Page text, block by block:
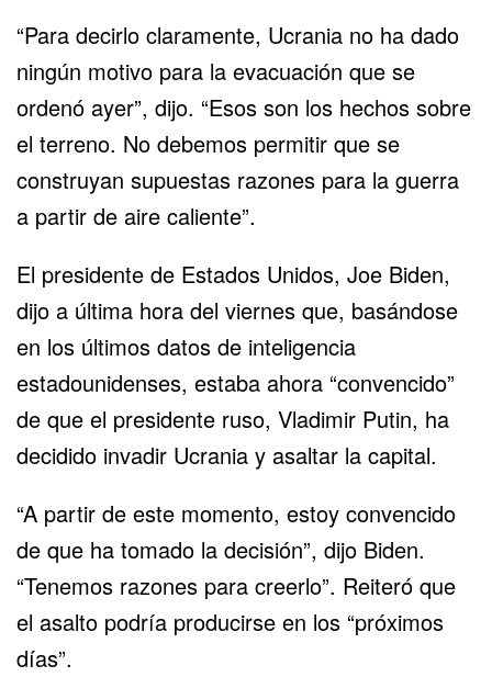
“Para decirlo claramente, Ucrania no ha dado
ningún motivo para la evacuación que se
ordenó ayer”, dijo. “Esos son los hechos sobre
el terreno. No debemos permitir que se
construyan supuestas razones para la guerra
a partir de aire caliente”.
El presidente de Estados Unidos, Joe Biden,
dijo a última hora del viernes que, basándose
en los últimos datos de inteligencia
estadounidenses, estaba ahora “convencido”
de que el presidente ruso, Vladimir Putin, ha
decidido invadir Ucrania y asaltar la capital.
“A partir de este momento, estoy convencido
de que ha tomado la decisión”, dijo Biden.
“Tenemos razones para creerlo”. Reiteró que
el asalto podría producirse en los “próximos
días”.